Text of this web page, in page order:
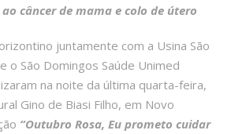
câncer de mama e colo de útero
juntamente com a Usina São
o São Domingos Saúde Unimed
na noite da última quarta-feira,
Gino de Biasi Filho, em Novo
“Outubro Rosa, Eu prometo cuidar